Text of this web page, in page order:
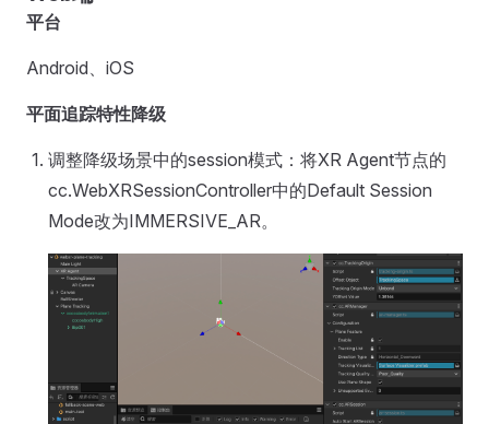
平台
Android、iOS
平面追踪特性降级
调整降级场景中的session模式：将XR Agent节点的
cc.WebXRSessionController中的Default Session
Mode改为IMMERSIVE_AR。